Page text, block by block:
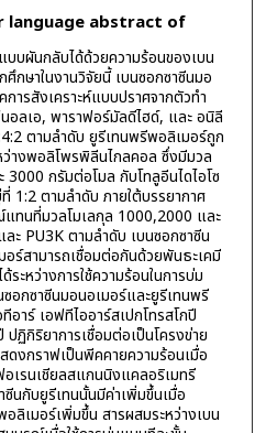
language abstract of
บผันกลับได้ด้วยความร้อนของเบน
กษาในงานวิจัยนี้ เบนซอกซาซีนมอ
ารสังเคราะห์แบบปราศจากตัวทำ
อลเอ, พาราฟอร์มัลดีไฮด์, และ อนิลี
ตามลำดับ ยูรีเทนพรีพอลิเมอร์ถูก
ว่างพอลิโพรพิลีนไกลคอล ซึ่งมีมวล
กรัมต่อโมล กับโทลูอีนไดไอโซ
1:2 ตามลำดับ ภายใต้บรรยากาศ
ทนที่มวลโมเลกุล 1000,2000 และ
ะ PU3K ตามลำดับ เบนซอกซาซีน
ร์สามารถเชื่อมต่อกันด้วยพันธะเคมี
ระหว่างการใช้ความร้อนในการบ่ม
อกซาซีนมอนอเมอร์และยูรีเทนพรี
าร์ เอฟทีไออาร์สเปกโทรสโกปี
ปฏิกิริยาการเชื่อมต่อเป็นโครงข่าย
ดงกราฟเป็นพีคคายความร้อนเมื่อ
เรนเชียลสแกนนิงแคลอริเมทรี
นกับยูรีเทนนั้นมีค่าเพิ่มขึ้นเมื่อ
ลิเมอร์เพิ่มขึ้น สารผสมระหว่างเบน